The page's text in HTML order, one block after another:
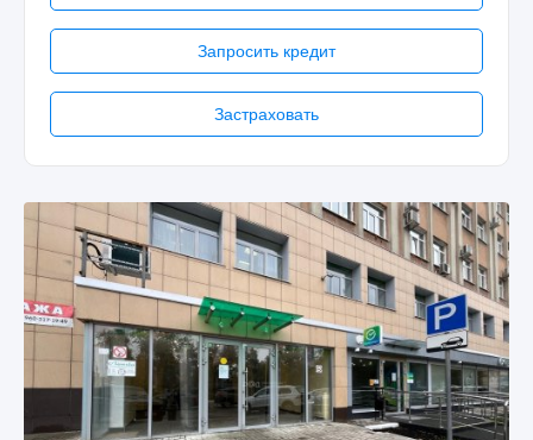
Запросить кредит
Застраховать